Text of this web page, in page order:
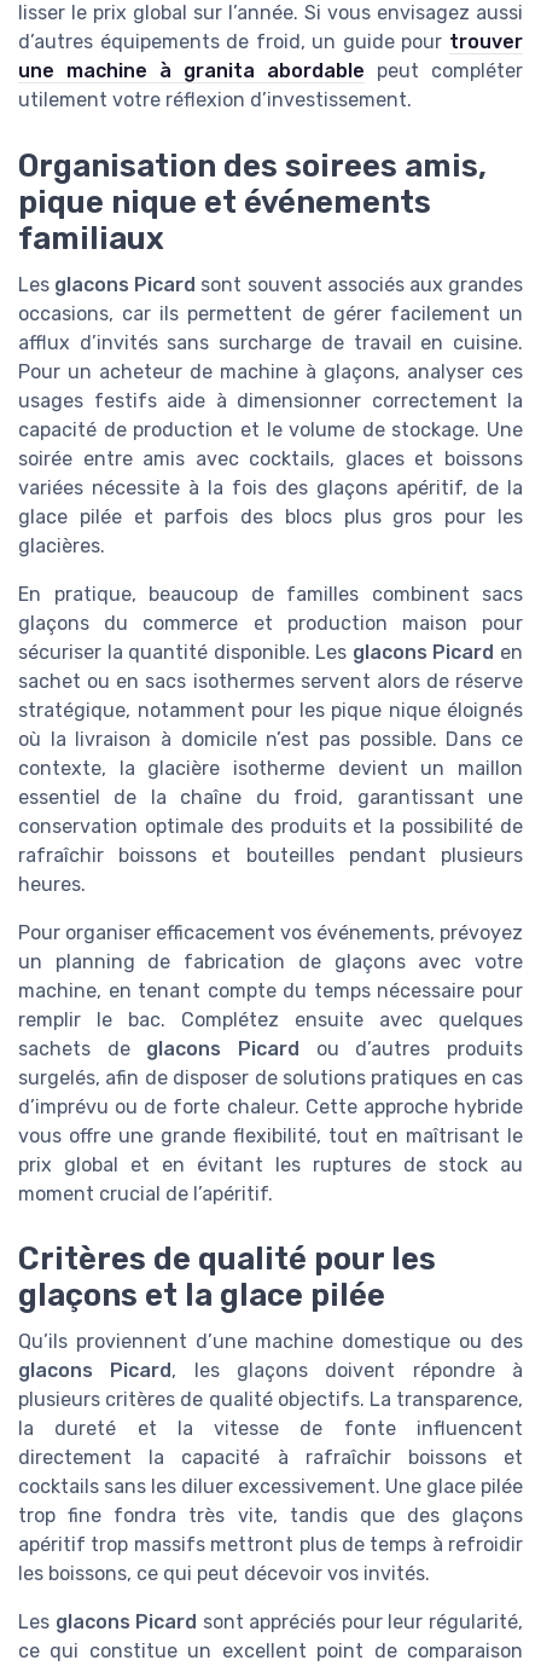
lisser le prix global sur l’année. Si vous envisagez aussi
d’autres équipements de froid, un guide pour trouver
une machine à granita abordable peut compléter
utilement votre réflexion d’investissement.
Organisation des soirees amis,
pique nique et événements
familiaux
Les glacons Picard sont souvent associés aux grandes
occasions, car ils permettent de gérer facilement un
afflux d’invités sans surcharge de travail en cuisine.
Pour un acheteur de machine à glaçons, analyser ces
usages festifs aide à dimensionner correctement la
capacité de production et le volume de stockage. Une
soirée entre amis avec cocktails, glaces et boissons
variées nécessite à la fois des glaçons apéritif, de la
glace pilée et parfois des blocs plus gros pour les
glacières.
En pratique, beaucoup de familles combinent sacs
glaçons du commerce et production maison pour
sécuriser la quantité disponible. Les glacons Picard en
sachet ou en sacs isothermes servent alors de réserve
stratégique, notamment pour les pique nique éloignés
où la livraison à domicile n’est pas possible. Dans ce
contexte, la glacière isotherme devient un maillon
essentiel de la chaîne du froid, garantissant une
conservation optimale des produits et la possibilité de
rafraîchir boissons et bouteilles pendant plusieurs
heures.
Pour organiser efficacement vos événements, prévoyez
un planning de fabrication de glaçons avec votre
machine, en tenant compte du temps nécessaire pour
remplir le bac. Complétez ensuite avec quelques
sachets de glacons Picard ou d’autres produits
surgelés, afin de disposer de solutions pratiques en cas
d’imprévu ou de forte chaleur. Cette approche hybride
vous offre une grande flexibilité, tout en maîtrisant le
prix global et en évitant les ruptures de stock au
moment crucial de l’apéritif.
Critères de qualité pour les
glaçons et la glace pilée
Qu’ils proviennent d’une machine domestique ou des
glacons Picard, les glaçons doivent répondre à
plusieurs critères de qualité objectifs. La transparence,
la dureté et la vitesse de fonte influencent
directement la capacité à rafraîchir boissons et
cocktails sans les diluer excessivement. Une glace pilée
trop fine fondra très vite, tandis que des glaçons
apéritif trop massifs mettront plus de temps à refroidir
les boissons, ce qui peut décevoir vos invités.
Les glacons Picard sont appréciés pour leur régularité,
ce qui constitue un excellent point de comparaison